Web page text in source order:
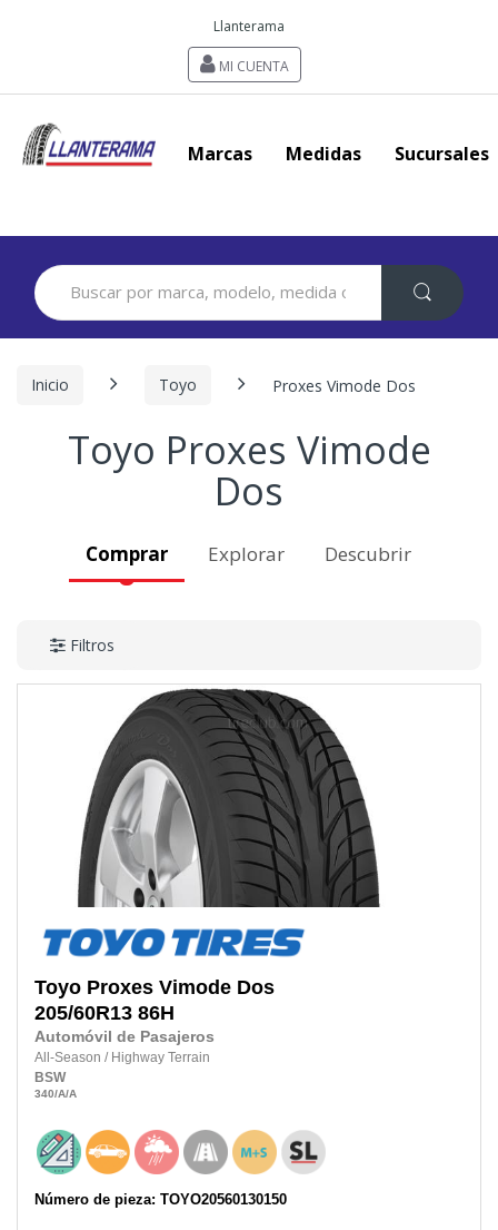
Llanterama
MI CUENTA
Marcas Medidas Sucursales
Search
for:
Inicio Toyo Proxes Vimode Dos
Toyo Proxes Vimode
Dos
Comprar Explorar Descubrir
Filtros
Toyo Proxes Vimode Dos
205/60R13 86H
Automóvil de Pasajeros
All-Season / Highway Terrain
BSW
340/A/A
Número de pieza: TOYO20560130150